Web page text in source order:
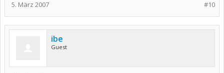
#10
5. März 2007
ibe
Guest